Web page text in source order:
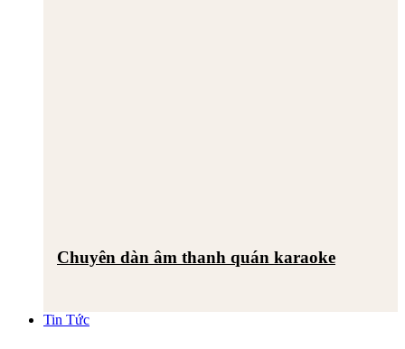
Chuyên dàn âm thanh quán karaoke
Tin Tức